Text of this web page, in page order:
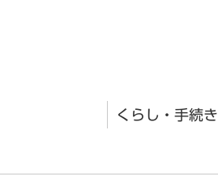
くらし・手続き